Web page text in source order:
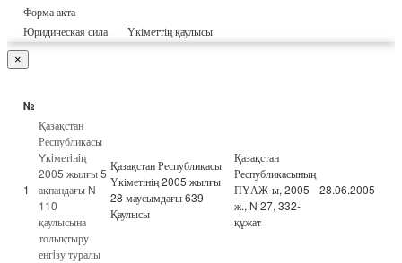
Форма акта
Юридическая сила
Үкіметтің қаулысы
×
№
1
Қазақстан
Республикасы
Yкiметiнiң
2005 жылғы 5
ақпандағы N
110
қаулысына
толықтыру
енгiзу туралы
Қазақстан Республикасы
Үкіметінің 2005 жылғы
28 маусымдағы 639
Қаулысы
Қазақстан
Республикасының
ПҮАЖ-ы, 2005
ж., N 27, 332-
құжат
28.06.2005